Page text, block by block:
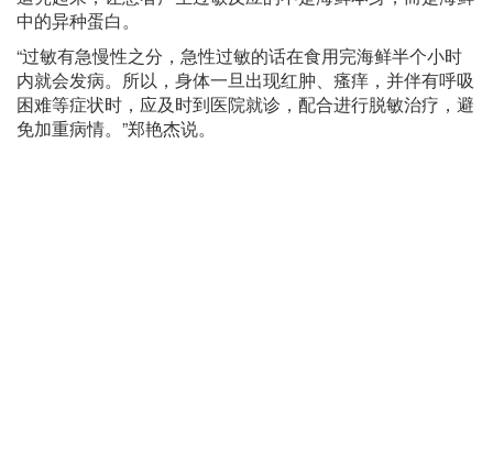
中的异种蛋白。
“过敏有急慢性之分，急性过敏的话在食用完海鲜半个小时
内就会发病。所以，身体一旦出现红肿、瘙痒，并伴有呼吸
困难等症状时，应及时到医院就诊，配合进行脱敏治疗，避
免加重病情。”郑艳杰说。